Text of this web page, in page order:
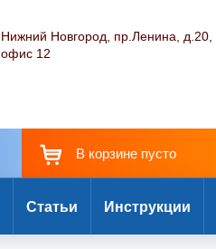
Нижний Новгород, пр.Ленина, д.20,
офис 12
В корзине пусто
Статьи Инструкции